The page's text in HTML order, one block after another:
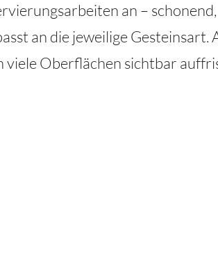
an – schonend,
an die jeweilige Gesteinsart.
viele Oberflächen sichtbar